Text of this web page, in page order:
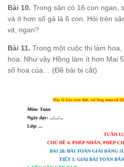
Bài 10. Trong sân có 16 con ngan,
và ít hơn số gà là 6 con. Hỏi trên
vịt, ngan?
Bài 11. Trong một cuộc thi làm
hoa. Như vậy Hồng làm ít hơn Mai
số hoa của… (Đề bài bị cắt)